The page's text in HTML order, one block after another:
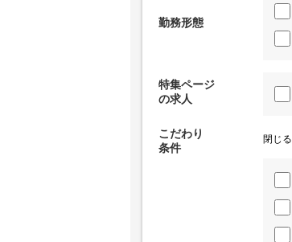
勤務形態
特集ページ
の求人
こだわり
条件
閉じる